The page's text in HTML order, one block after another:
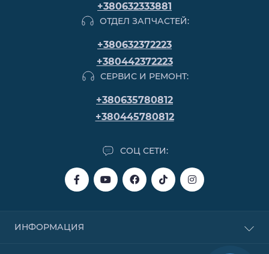
+380632333881
ОТДЕЛ ЗАПЧАСТЕЙ:
+380632372223
+380442372223
СЕРВИС И РЕМОНТ:
+380635780812
+380445780812
СОЦ СЕТИ:
ИНФОРМАЦИЯ